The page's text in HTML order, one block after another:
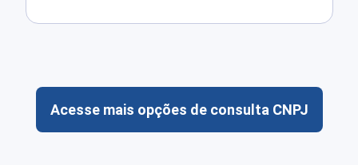
Acesse mais opções de consulta CNPJ